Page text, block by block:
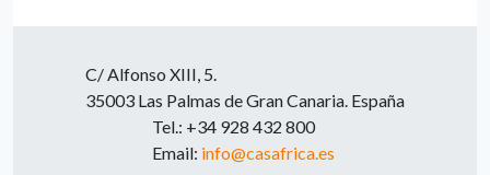
C/ Alfonso XIII, 5.
35003 Las Palmas de Gran Canaria. España
Tel.: +34 928 432 800
Email: info@casafrica.es